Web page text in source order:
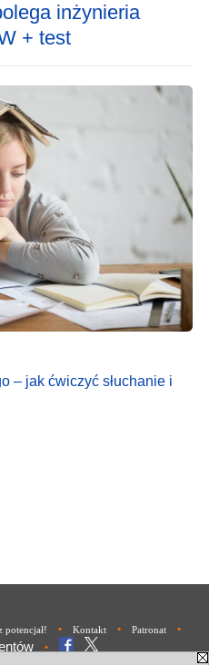
inżynieria
+ test
– jak ćwiczyć słuchanie i
potencjał! • Kontakt • Patronat •
•